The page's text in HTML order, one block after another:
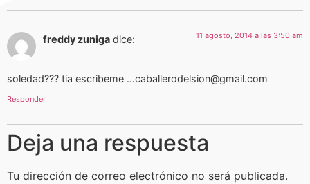
freddy zuniga dice: 11 agosto, 2014 a las 3:50 am
soledad??? tia escribeme …caballerodelsion@gmail.com
Responder
Deja una respuesta
Tu dirección de correo electrónico no será publicada.